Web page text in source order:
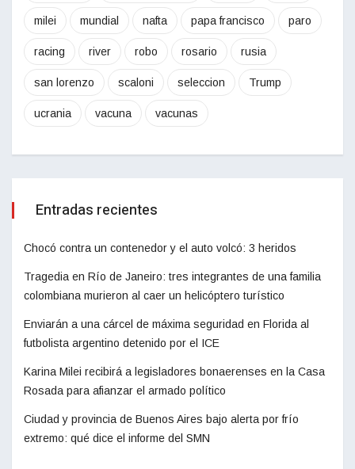
milei mundial nafta papa francisco paro
racing river robo rosario rusia
san lorenzo scaloni seleccion Trump
ucrania vacuna vacunas
Entradas recientes
Chocó contra un contenedor y el auto volcó: 3 heridos
Tragedia en Río de Janeiro: tres integrantes de una familia
colombiana murieron al caer un helicóptero turístico
Enviarán a una cárcel de máxima seguridad en Florida al
futbolista argentino detenido por el ICE
Karina Milei recibirá a legisladores bonaerenses en la Casa
Rosada para afianzar el armado político
Ciudad y provincia de Buenos Aires bajo alerta por frío
extremo: qué dice el informe del SMN